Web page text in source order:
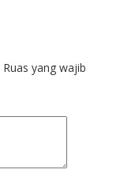
Ruas yang wajib